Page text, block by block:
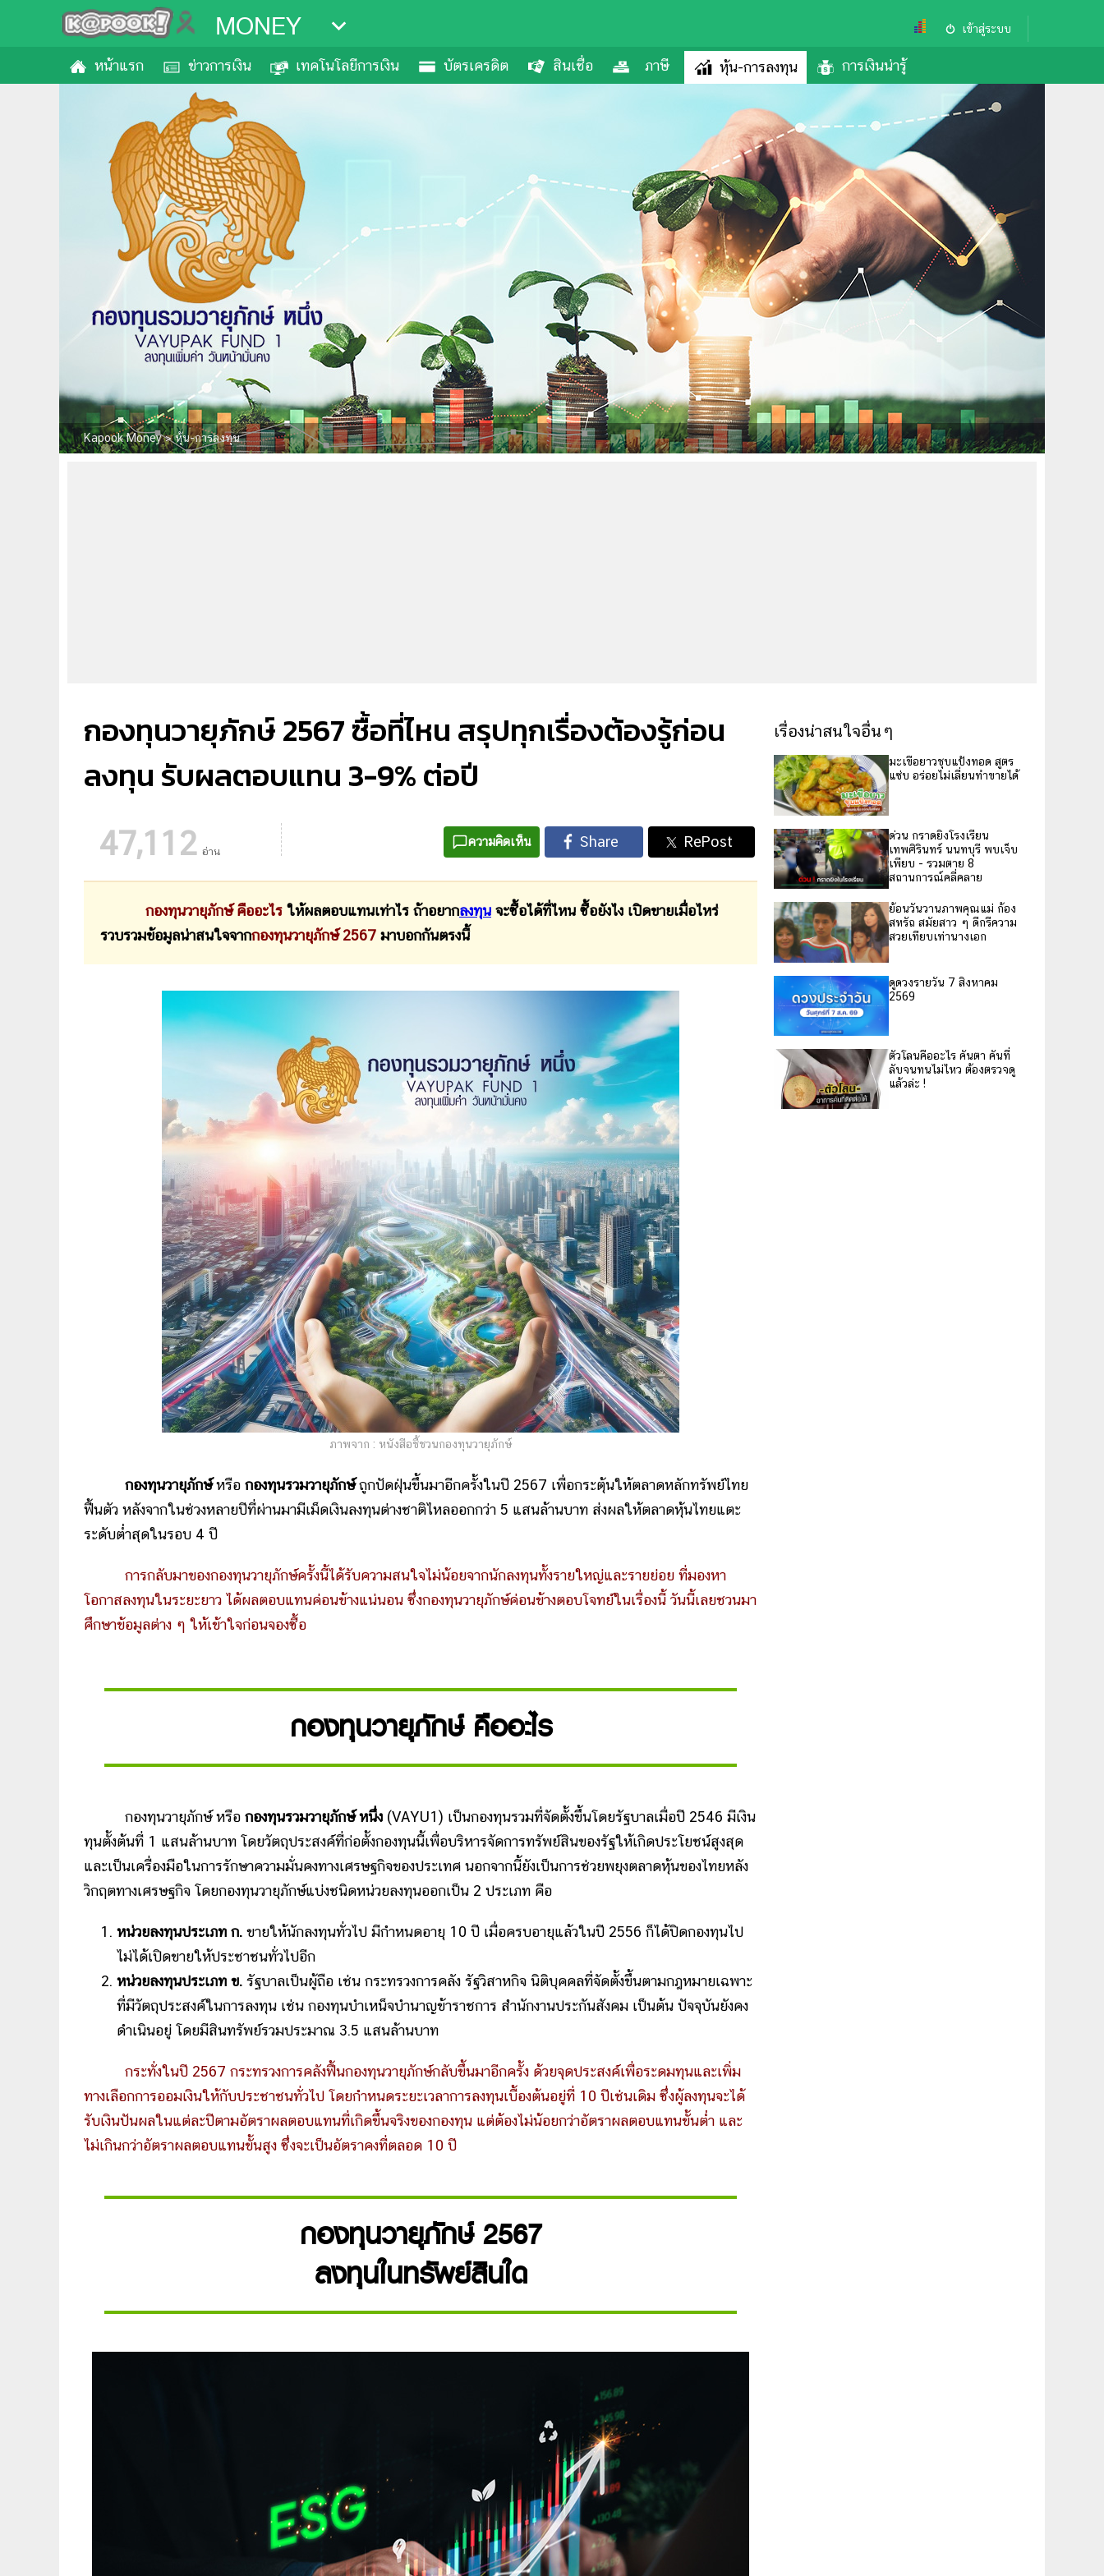
MONEY เข้าสู่ระบบ
หน้าแรก ข่าวการเงิน เทคโนโลยีการเงิน บัตรเครดิต สินเชื่อ ภาษี หุ้น-การลงทุน การเงินน่ารู้
Kapook Money>หุ้น-การลงทุน
กองทุนวายุภักษ์ 2567 ซื้อที่ไหน สรุปทุกเรื่องต้องรู้ก่อน
ลงทุน รับผลตอบแทน 3-9% ต่อปี
47,112 อ่าน
ความคิดเห็น
กองทุนวายุภักษ์ คืออะไร ให้ผลตอบแทนเท่าไร ถ้าอยากลงทุน จะซื้อได้ที่ไหน ซื้อยังไง เปิดขายเมื่อไหร่
รวบรวมข้อมูลน่าสนใจจากกองทุนวายุภักษ์ 2567 มาบอกกันตรงนี้
ภาพจาก : หนังสือชี้ชวนกองทุนวายุภักษ์
กองทุนวายุภักษ์หรือ กองทุนรวมวายุภักษ์ถูกปัดฝุ่นขึ้นมาอีกครั้งในปี 2567 เพื่อกระตุ้นให้ตลาดหลักทรัพย์ไทย
ฟื้นตัว หลังจากในช่วงหลายปีที่ผ่านมามีเม็ดเงินลงทุนต่างชาติไหลออกกว่า 5 แสนล้านบาท ส่งผลให้ตลาดหุ้นไทยแตะ
ระดับต่ำสุดในรอบ 4 ปี
การกลับมาของกองทุนวายุภักษ์ครั้งนี้ได้รับความสนใจไม่น้อยจากนักลงทุนทั้งรายใหญ่และรายย่อย ที่มองหา
โอกาสลงทุนในระยะยาว ได้ผลตอบแทนค่อนข้างแน่นอน ซึ่งกองทุนวายุภักษ์ค่อนข้างตอบโจทย์ในเรื่องนี้ วันนี้เลยชวนมา
ศึกษาข้อมูลต่าง ๆ ให้เข้าใจก่อนจองซื้อ
กองทุนวายุภักษ์ คืออะไร
กองทุนวายุภักษ์ หรือ กองทุนรวมวายุภักษ์ หนึ่ง (VAYU1) เป็นกองทุนรวมที่จัดตั้งขึ้นโดยรัฐบาลเมื่อปี 2546 มีเงิน
ทุนตั้งต้นที่ 1 แสนล้านบาท โดยวัตถุประสงค์ที่ก่อตั้งกองทุนนี้เพื่อบริหารจัดการทรัพย์สินของรัฐให้เกิดประโยชน์สูงสุด
และเป็นเครื่องมือในการรักษาความมั่นคงทางเศรษฐกิจของประเทศ นอกจากนี้ยังเป็นการช่วยพยุงตลาดหุ้นของไทยหลัง
วิกฤตทางเศรษฐกิจ โดยกองทุนวายุภักษ์แบ่งชนิดหน่วยลงทุนออกเป็น 2 ประเภท คือ
หน่วยลงทุนประเภท ก. ขายให้นักลงทุนทั่วไป มีกำหนดอายุ 10 ปี เมื่อครบอายุแล้วในปี 2556 ก็ได้ปิดกองทุนไป
ไม่ได้เปิดขายให้ประชาชนทั่วไปอีก
หน่วยลงทุนประเภท ข. รัฐบาลเป็นผู้ถือ เช่น กระทรวงการคลัง รัฐวิสาหกิจ นิติบุคคลที่จัดตั้งขึ้นตามกฎหมายเฉพาะ
ที่มีวัตถุประสงค์ในการลงทุน เช่น กองทุนบำเหน็จบำนาญข้าราชการ สำนักงานประกันสังคม เป็นต้น ปัจจุบันยังคง
ดำเนินอยู่ โดยมีสินทรัพย์รวมประมาณ 3.5 แสนล้านบาท
กระทั่งในปี 2567 กระทรวงการคลังฟื้นกองทุนวายุภักษ์กลับขึ้นมาอีกครั้ง ด้วยจุดประสงค์เพื่อระดมทุนและเพิ่ม
ทางเลือกการออมเงินให้กับประชาชนทั่วไป โดยกำหนดระยะเวลาการลงทุนเบื้องต้นอยู่ที่ 10 ปีเช่นเดิม ซึ่งผู้ลงทุนจะได้
รับเงินปันผลในแต่ละปีตามอัตราผลตอบแทนที่เกิดขึ้นจริงของกองทุน แต่ต้องไม่น้อยกว่าอัตราผลตอบแทนขั้นต่ำ และ
ไม่เกินกว่าอัตราผลตอบแทนขั้นสูง ซึ่งจะเป็นอัตราคงที่ตลอด 10 ปี
กองทุนวายุภักษ์ 2567
ลงทุนในทรัพย์สินใด
เรื่องน่าสนใจอื่นๆ
มะเขือยาวชุบแป้งทอด สูตร
แซ่บ อร่อยไม่เลี่ยนทำขายได้
ด่วน กราดยิงโรงเรียน
เทพศิรินทร์ นนทบุรี พบเจ็บ
เพียบ - รวมตาย 8
สถานการณ์คลี่คลาย
ย้อนวันวานภาพคุณแม่ ก้อง
สหรัถ สมัยสาว ๆ ดีกรีความ
สวยเทียบเท่านางเอก
ดูดวงรายวัน 7 สิงหาคม
2569
ตัวโลนคืออะไร คันตา คันที่
ลับจนทนไม่ไหว ต้องตรวจดู
แล้วล่ะ !